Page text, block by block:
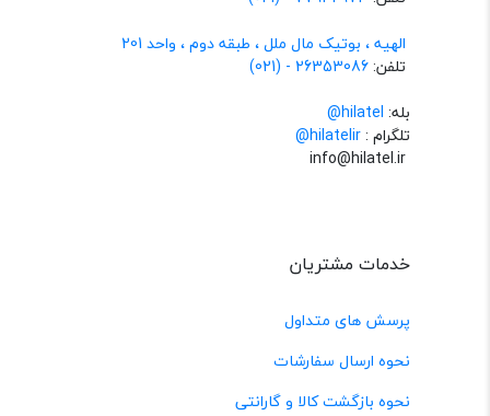
الهیه ، بوتیک مال ملل ، طبقه دوم ، واحد 201
تلفن:26353086 - (021)
بله: hilatel@
تلگرام :@hilatelir
خدمات مشتریان
پرسش های متداول
نحوه ارسال سفارشات
نحوه بازگشت کالا و گارانتی